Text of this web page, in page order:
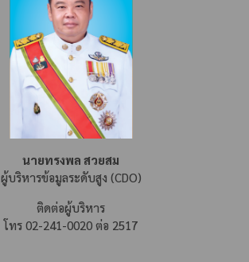
นายทรงพล สวยสม
ผู้บริหารข้อมูลระดับสูง (CDO)
ติดต่อผู้บริหาร
โทร 02-241-0020 ต่อ 2517